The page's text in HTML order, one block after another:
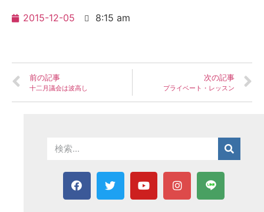
2015-12-05 8:15 am
前の記事
十二月議会は波高し
次の記事
プライベート・レッスン